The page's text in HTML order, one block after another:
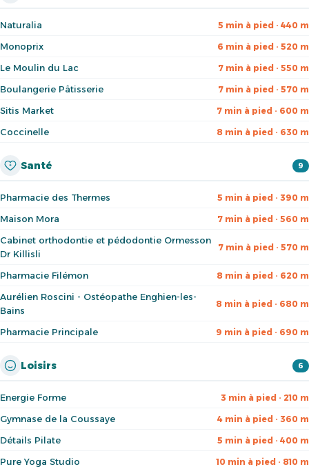
Naturalia 5 min à pied · 440 m
Monoprix 6 min à pied · 520 m
Le Moulin du Lac 7 min à pied · 550 m
Boulangerie Pâtisserie 7 min à pied · 570 m
Sitis Market 7 min à pied · 600 m
Coccinelle 8 min à pied · 630 m
Santé 9
Pharmacie des Thermes 5 min à pied · 390 m
Maison Mora 7 min à pied · 560 m
Cabinet orthodontie et pédodontie Ormesson
Dr Killisli
7 min à pied · 570 m
Pharmacie Filémon 8 min à pied · 620 m
Aurélien Roscini - Ostéopathe Enghien-les-
Bains
8 min à pied · 680 m
Pharmacie Principale 9 min à pied · 690 m
Loisirs 6
Energie Forme 3 min à pied · 210 m
Gymnase de la Coussaye 4 min à pied · 360 m
Détails Pilate 5 min à pied · 400 m
Pure Yoga Studio 10 min à pied · 810 m